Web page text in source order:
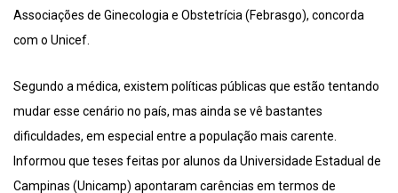
Associações de Ginecologia e Obstetrícia (Febrasgo), concorda
com o Unicef.
Segundo a médica, existem políticas públicas que estão tentando
mudar esse cenário no país, mas ainda se vê bastantes
dificuldades, em especial entre a população mais carente.
Informou que teses feitas por alunos da Universidade Estadual de
Campinas (Unicamp) apontaram carências em termos de